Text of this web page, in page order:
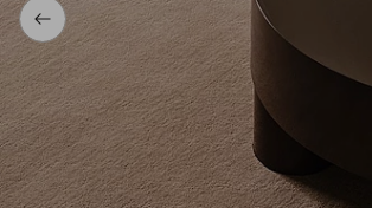
Takaisin